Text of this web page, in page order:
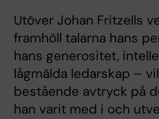
Utöver Johan Fritzells
framhöll talarna hans
hans generositet,
lågmälda ledarskap –
bestående avtryck på
han varit med i och